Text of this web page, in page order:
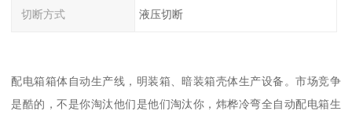
切断方式 液压切断
配电箱箱体自动生产线，明装箱、暗装箱壳体生产设备。市场竞争
是酷的，不是你淘汰他们是他们淘汰你，炜桦冷弯全自动配电箱生